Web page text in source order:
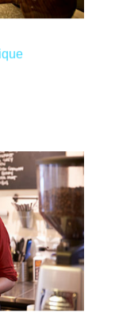
a un accès
concerne.
ou une
présentes
des
ci.